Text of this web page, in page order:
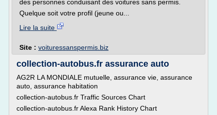
des personnes conduisant des voitures sans permis.
Quelque soit votre profil (jeune ou...
Lire la suite
Site : voituressanspermis.biz
collection-autobus.fr assurance auto
AG2R LA MONDIALE mutuelle, assurance vie, assurance
auto, assurance habitation
collection-autobus.fr Traffic Sources Chart
collection-autobus.fr Alexa Rank History Chart